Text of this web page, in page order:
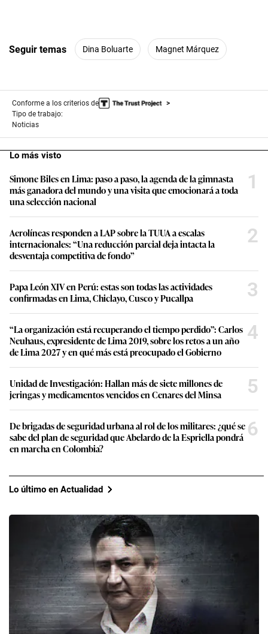
Seguir temas Dina Boluarte Magnet Márquez
Conforme a los criterios de
Tipo de trabajo:
Noticias
Lo más visto
Simone Biles en Lima: paso a paso, la agenda de la gimnasta
más ganadora del mundo y una visita que emocionará a toda
una selección nacional
1
Aerolíneas responden a LAP sobre la TUUA a escalas
internacionales: “Una reducción parcial deja intacta la
desventaja competitiva de fondo”
2
Papa León XIV en Perú: estas son todas las actividades
confirmadas en Lima, Chiclayo, Cusco y Pucallpa
3
“La organización está recuperando el tiempo perdido”: Carlos
Neuhaus, expresidente de Lima 2019, sobre los retos a un año
de Lima 2027 y en qué más está preocupado el Gobierno
4
Unidad de Investigación: Hallan más de siete millones de
jeringas y medicamentos vencidos en Cenares del Minsa
5
De brigadas de seguridad urbana al rol de los militares: ¿qué se
sabe del plan de seguridad que Abelardo de la Espriella pondrá
en marcha en Colombia?
6
Lo último en Actualidad